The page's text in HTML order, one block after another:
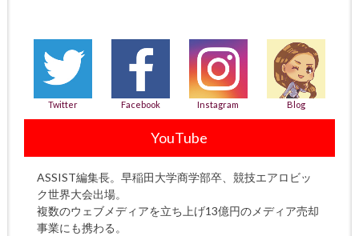
Twitter Facebook Instagram Blog
YouTube
ASSIST編集長。早稲田大学商学部卒、競技エアロビッ
ク世界大会出場。
複数のウェブメディアを立ち上げ13億円のメディア売却
事業にも携わる。